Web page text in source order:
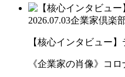
2026.07.03企業家倶楽
【核心インタビュー
《企業家の肖像》コ